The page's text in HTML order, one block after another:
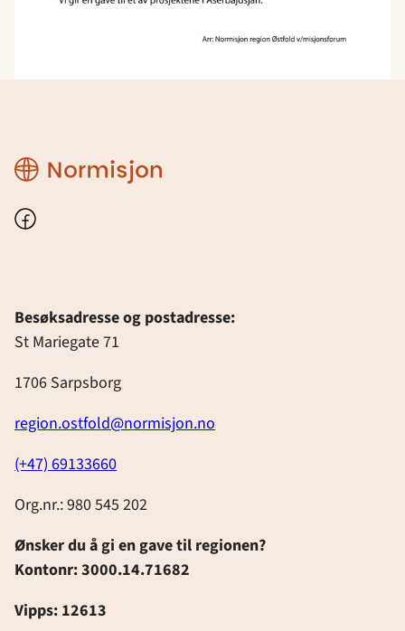
Region
Østfold
Facebook
Besøksadresse og postadresse:
St Mariegate 71
1706 Sarpsborg
region.ostfold@normisjon.no
(+47) 69133660
Org.nr.: 980 545 202
Ønsker du å gi en gave til regionen?
Kontonr: 3000.14.71682
Vipps: 12613